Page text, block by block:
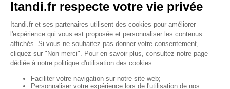
Le chiffre d'affaires :Plus le chiffre d'affaires
de l'entreprise est élevé, plus le coût de
l'assurance sera élevé.
Le niveau de risque :Si l'activité du
chauffagiste présente un niveau de risque élevé,
le coût de l'assurance sera plus élevé.
La taille de l'entreprise :Une entreprise avec